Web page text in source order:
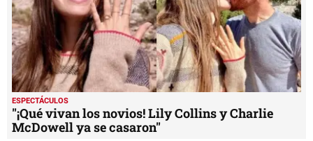
ESPECTÁCULOS
"¡Qué vivan los novios! Lily Collins y Charlie
McDowell ya se casaron"